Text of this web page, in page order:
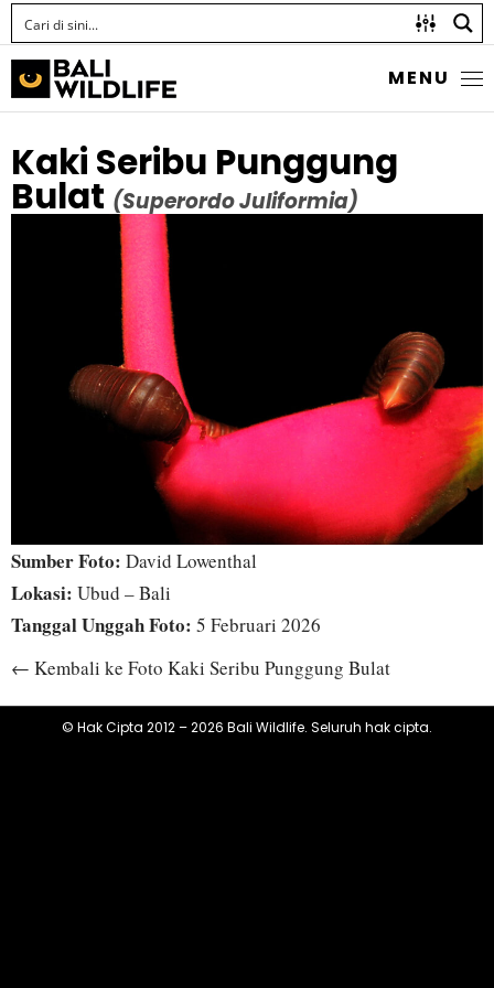
MENU
Kaki Seribu Punggung
Bulat (Superordo Juliformia)
Sumber Foto: David Lowenthal
Lokasi: Ubud – Bali
Tanggal Unggah Foto: 5 Februari 2026
← Kembali ke Foto Kaki Seribu Punggung Bulat
© Hak Cipta 2012 – 2026 Bali Wildlife. Seluruh hak cipta.